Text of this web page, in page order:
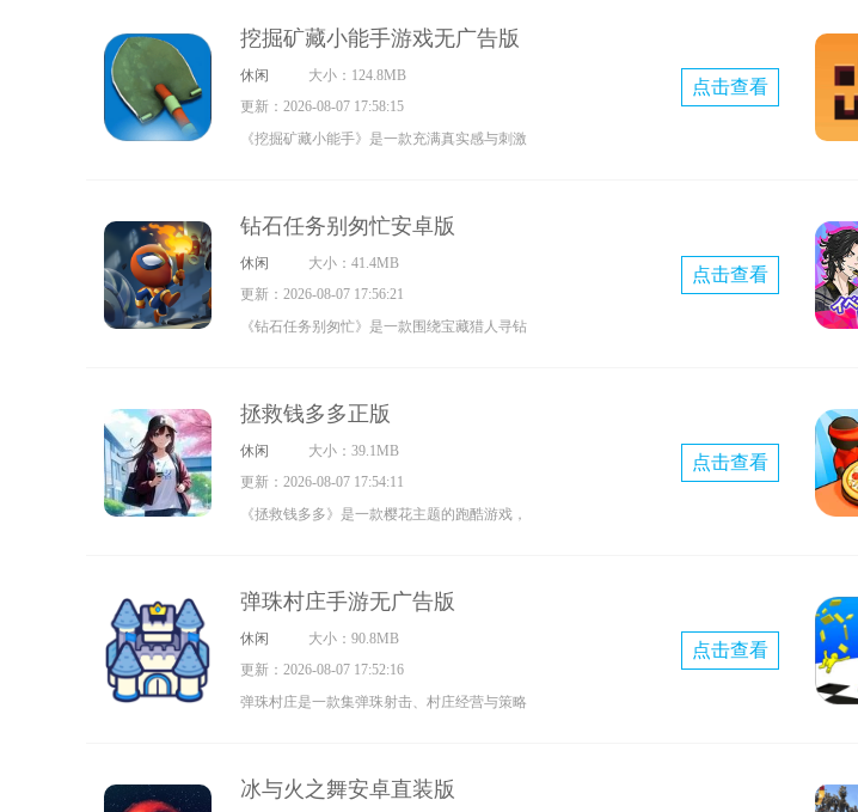
联机协作模式以及全新的植物养成机制！后续
还会持续更新更多僵尸种类、植物角色和创新
玩法，让游戏的策略深度与趣味性得到全面提
挖掘矿藏小能手游戏无广告版
休闲
大小：124.8MB
更新：2026-08-07 17:58:15
《挖掘矿藏小能手》是一款充满真实感与刺激
过挖掘矿产资源与宝藏来积累资金和钻石，以
此购置全新的设备与工具，助力更深入的地下
探索。在探索过程中，需留意观察地下世界的
验更多元的乐趣。这不仅会带来一场场欢乐的
挖掘挑战，还会触发各式各样的任务。玩家可
自由选择院子的位置展开深入探查，随着地底
探险距离的不断增加，会遭遇重重困难，对工
级，并且提前规划好探索方案。
点击查看
钻石任务别匆忙安卓版
休闲
大小：41.4MB
更新：2026-08-07 17:56:21
《钻石任务别匆忙》是一款围绕宝藏猎人寻钻
游戏里的每个任务都设置了精心设计的谜题与
挑战，玩家既需要运用智慧分析线索，又要凭
借勇气直面未知风险，如此才能逐步解开一系
点击查看
拯救钱多多正版
休闲
大小：39.1MB
更新：2026-08-07 17:54:11
《拯救钱多多》是一款樱花主题的跑酷游戏，
等灵活操作，巧妙避开各种障碍物，以率先抵
达终点为目标参与比赛。游戏中还精心融入了
换装系统与飞马等特色元素，让玩家在自由探
家释放压力，尽情享受游戏的乐趣。
点击查看
弹珠村庄手游无广告版
休闲
大小：90.8MB
更新：2026-08-07 17:52:16
弹珠村庄是一款集弹珠射击、村庄经营与策略
侵，借助建造设施、种植经营、升级防御等方
点击查看
冰与火之舞安卓直装版